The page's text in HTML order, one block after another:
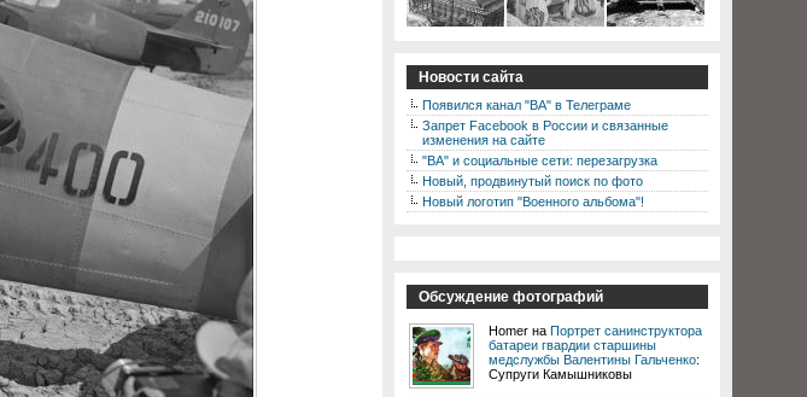
Новости сайта
Появился канал "ВА" в Телеграме
Запрет Facebook в России и связанные
изменения на сайте
"ВА" и социальные сети: перезагрузка
Новый, продвинутый поиск по фото
Новый логотип "Военного альбома"!
Обсуждение фотографий
Homer на Портрет санинструктора
батареи гвардии старшины
медслужбы Валентины Гальченко:
Супруги Камышниковы